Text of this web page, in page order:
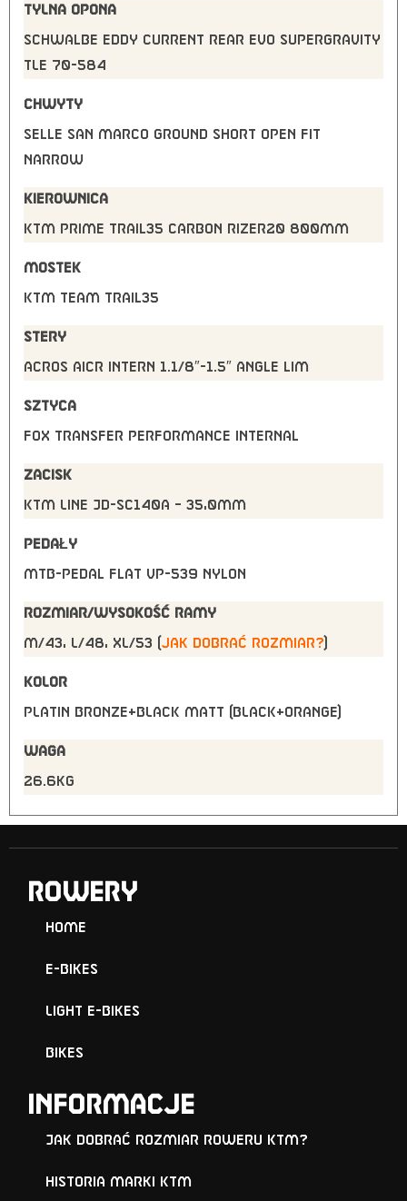
TYLNA OPONA
Schwalbe Eddy Current Rear Evo SuperGravity
TLE 70-584
CHWYTY
Selle San Marco Ground Short Open Fit
Narrow
KIEROWNICA
KTM PRIME Trail35 Carbon rizer20 800mm
MOSTEK
KTM TEAM Trail35
STERY
Acros AICR intern 1.1/8″-1.5″ angle lim
SZTYCA
FOX Transfer Performance internal
ZACISK
KTM Line JD-SC140A – 35,0mm
PEDAŁY
MTB-Pedal flat VP-539 nylon
ROZMIAR/WYSOKOŚĆ RAMY
M/43, L/48, XL/53 ( jak dobrać rozmiar?
KOLOR
PLATIN BRONZE+BLACK MATT (BLACK+ORANGE)
WAGA
26.6kg
ROWERY
Home
E-Bikes
Light E-Bikes
Bikes
Informacje
Jak dobrać rozmiar roweru KTM?
Historia marki KTM